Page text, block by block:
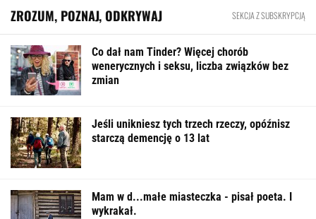
ZROZUM, POZNAJ, ODKRYWAJ SEKCJA Z SUBSKRYPCJĄ
Co dał nam Tinder? Więcej chorób
wenerycznych i seksu, liczba związków bez
zmian
Jeśli unikniesz tych trzech rzeczy, opóźnisz
starczą demencję o 13 lat
Mam w d...małe miasteczka - pisał poeta. I
wykrakał.